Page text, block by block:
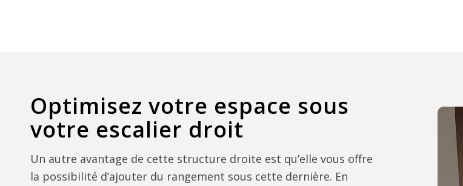
Optimisez votre espace sous
votre escalier droit
Un autre avantage de cette structure droite est qu’elle vous offre
la possibilité d’ajouter du rangement sous cette dernière. En